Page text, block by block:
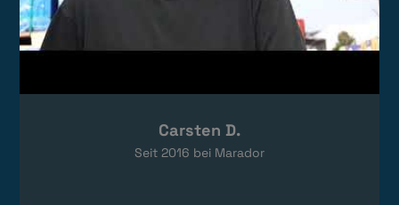
Carsten D.
Seit 2016 bei Marador